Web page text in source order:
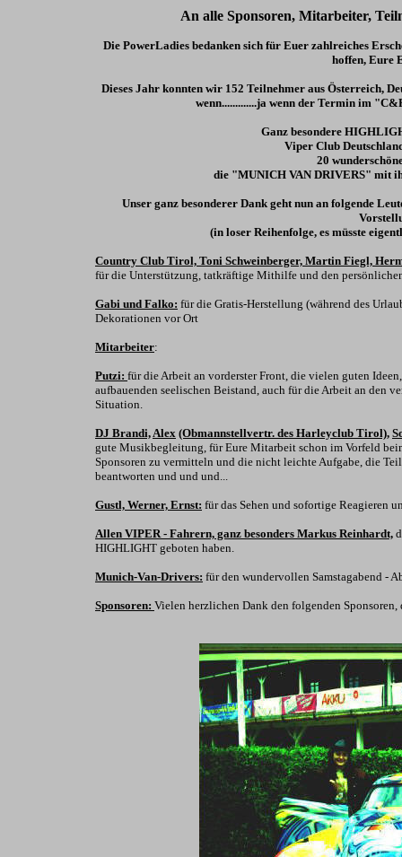
An alle Sponsoren, Mitarbeiter,
Die PowerLadies bedanken sich für Euer zahlreiches
hoffen, Eure
Dieses Jahr konnten wir 152 Teilnehmer aus Österreich,
wenn.............ja wenn der Termin im
Ganz besondere
Viper Club
20
die "MUNICH VAN DRIVERS" mit
Unser ganz besonderer Dank geht nun an folgende
(in loser Reihenfolge, es müsste
Country Club Tirol, Toni Schweinberger, Martin Fiegl,
für die Unterstützung, tatkräftige Mithilfe und den
Gabi und Falko: für die Gratis-Herstellung (während des
Dekorationen vor Ort
Mitarbeiter:
Putzi: für die Arbeit an vorderster Front, die vielen guten
aufbauenden seelischen Beistand, auch für die Arbeit an den
Situation.
DJ Brandi,Alex (Obmannstellvertr. des Harleyclub Tirol),
gute Musikbegleitung, für Eure Mitarbeit schon im Vorfeld
Sponsoren zu vermitteln und die nicht leichte Aufgabe, die
beantworten und und und...
Gustl, Werner, Ernst: für das Sehen und sofortige Reagieren
Allen VIPER - Fahrern, ganz besonders Markus Reinhardt,
HIGHLIGHT geboten haben.
Munich-Van-Drivers: für den wundervollen Samstagabend -
Sponsoren: Vielen herzlichen Dank den folgenden